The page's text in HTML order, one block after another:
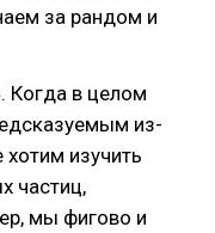
за рандом и
Когда в целом
из-
изучить
частиц,
мы фигово и